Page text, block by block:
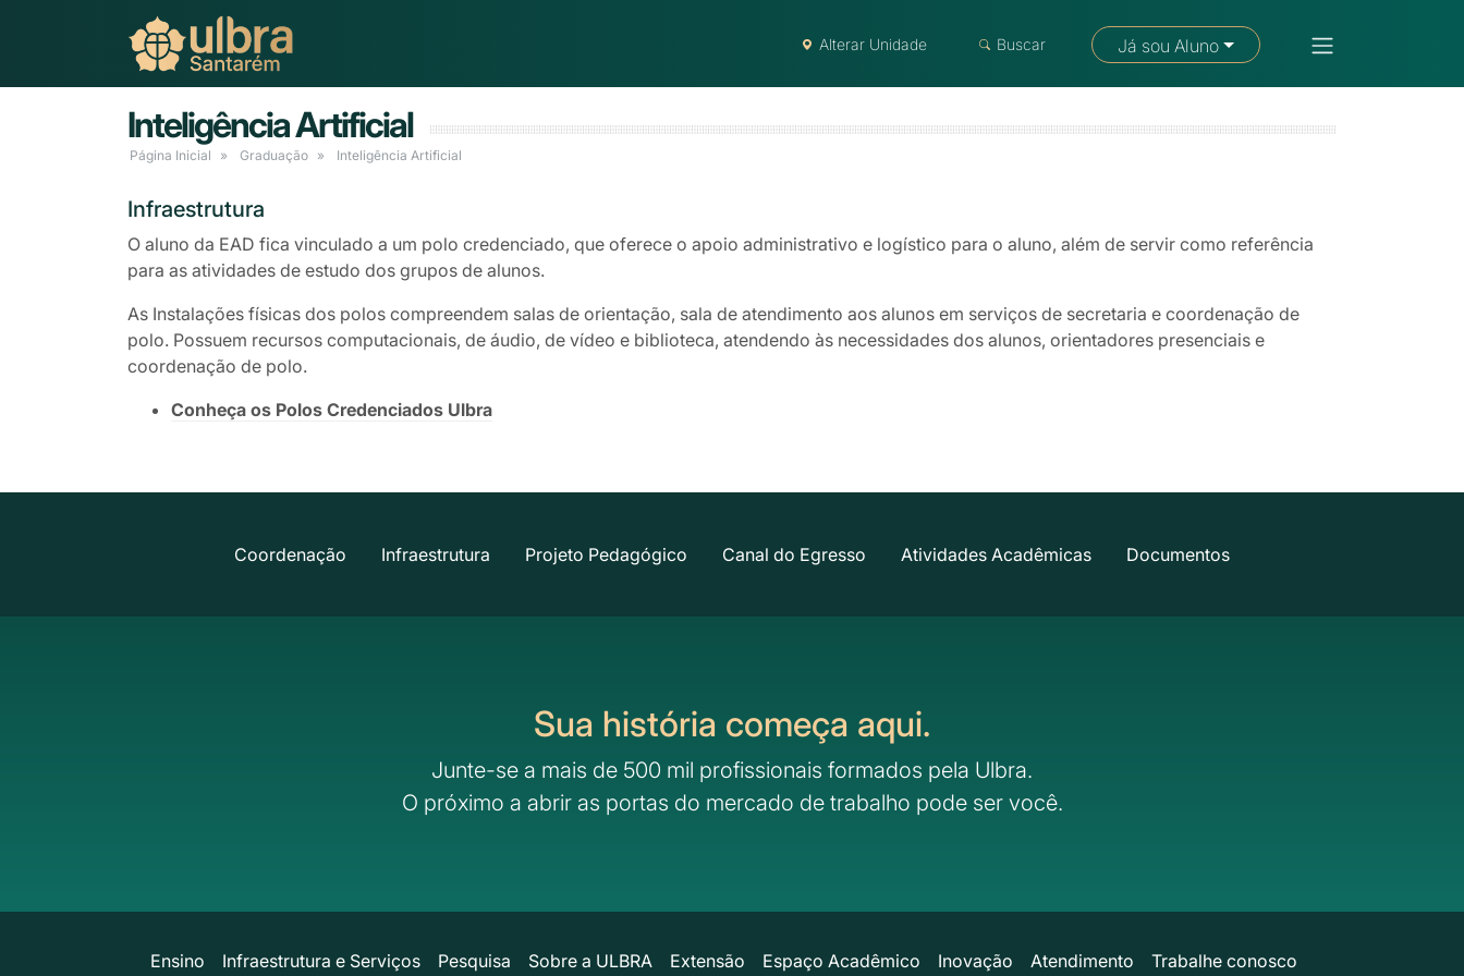
Fale com um consultor
Alterar Unidade Buscar Já sou Aluno
Inteligência Artificial
Página Inicial Graduação Inteligência Artificial
Infraestrutura
O aluno da EAD fica vinculado a um polo credenciado, que oferece o apoio administrativo e logístico para o aluno, além de servir como referência
para as atividades de estudo dos grupos de alunos.
As Instalações físicas dos polos compreendem salas de orientação, sala de atendimento aos alunos em serviços de secretaria e coordenação de
polo. Possuem recursos computacionais, de áudio, de vídeo e biblioteca, atendendo às necessidades dos alunos, orientadores presenciais e
coordenação de polo.
Conheça os Polos Credenciados Ulbra
Coordenação Infraestrutura Projeto Pedagógico Canal do Egresso Atividades Acadêmicas Documentos
Sua história começa aqui.
Junte-se a mais de 500 mil profissionais formados pela Ulbra.
O próximo a abrir as portas do mercado de trabalho pode ser você.
Ensino Infraestrutura e Serviços Pesquisa Sobre a ULBRA Extensão Espaço Acadêmico Inovação Atendimento Trabalhe conosco